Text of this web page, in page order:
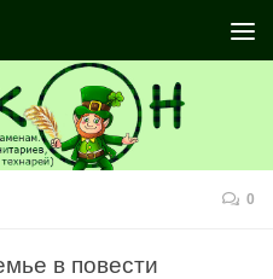
0
в повести